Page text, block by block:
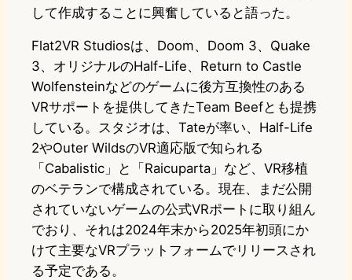
して作成することに興奮していると語った。
Flat2VR Studiosは、Doom、Doom 3、Quake
3、オリジナルのHalf-Life、Return to Castle
Wolfensteinなどのゲームに後方互換性のある
VRサポートを提供してきたTeam Beefとも提携
している。スタジオは、Tateが率い、Half-Life
2やOuter WildsのVR適応版で知られる
「Cabalistic」と「Raicuparta」など、VR移植
のベテランで構成されている。現在、まだ公開
されていないゲームの公式VRポートに取り組ん
でおり、それは2024年末から2025年初頭にか
けて主要なVRプラットフォームでリリースされ
る予定である。